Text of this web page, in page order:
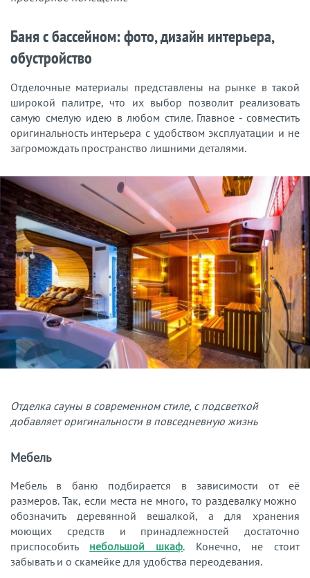
Баня с бассейном: фото, дизайн интерьера,
обустройство
Отделочные материалы представлены на рынке в такой
широкой палитре, что их выбор позволит реализовать
самую смелую идею в любом стиле. Главное - совместить
оригинальность интерьера с удобством эксплуатации и не
загромождать пространство лишними деталями.
Отделка сауны в современном стиле, с подсветкой
добавляет оригинальности в повседневную жизнь
Мебель
Мебель в баню подбирается в зависимости от её
размеров. Так, если места не много, то раздевалку можно
обозначить деревянной вешалкой, а для хранения
моющих средств и принадлежностей достаточно
приспособить небольшой шкаф. Конечно, не стоит
забывать и о скамейке для удобства переодевания.